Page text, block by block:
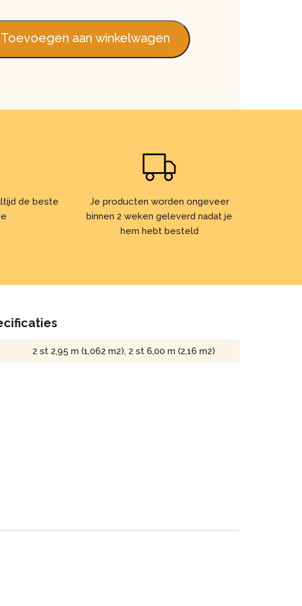
295 cm aantal
Toevoegen aan winkelwagen
de beste
Je producten worden ongeveer
binnen 2 weken geleverd nadat je
hem hebt besteld
2 st 2,95 m (1,062 m2), 2 st 6,00 m (2,16 m2)